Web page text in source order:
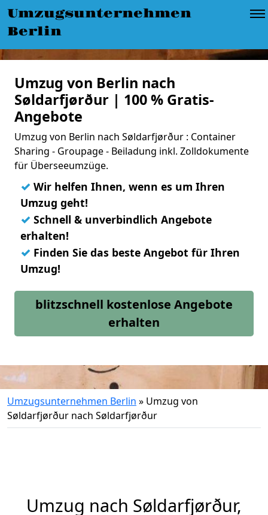
Umzugsunternehmen
Berlin
Umzug von Berlin nach
Søldarfjørður | 100 % Gratis-
Angebote
Umzug von Berlin nach Søldarfjørður : Container
Sharing - Groupage - Beiladung inkl. Zolldokumente
für Überseeumzüge.
✓ Wir helfen Ihnen, wenn es um Ihren
Umzug geht!
✓ Schnell & unverbindlich Angebote
erhalten!
✓ Finden Sie das beste Angebot für Ihren
Umzug!
blitzschnell kostenlose Angebote
erhalten
Umzugsunternehmen Berlin » Umzug von
Søldarfjørður nach Søldarfjørður
Umzug nach Søldarfjørður,